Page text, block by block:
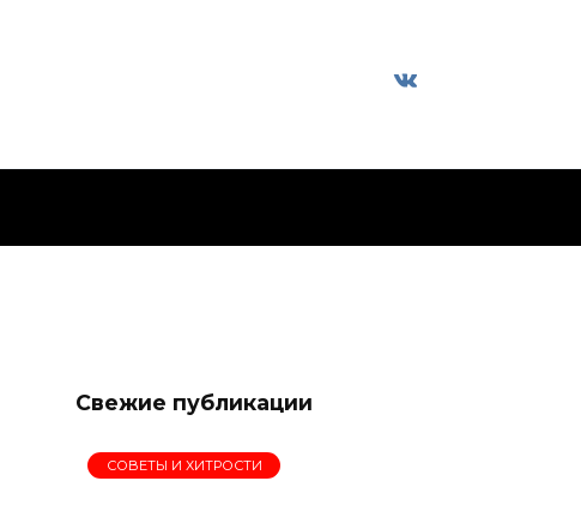
Свежие публикации
СОВЕТЫ И ХИТРОСТИ